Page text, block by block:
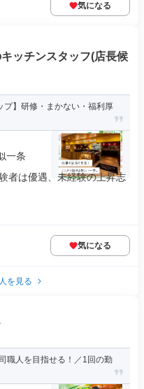
気になる
ッチンスタッフ(店長候
プ】研修・まかない・福利厚
一条
者は優遇、未経験の上昇志
気になる
を見る
職人を目指せる！／1回の勤